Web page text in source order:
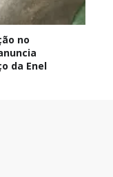
no
da Enel